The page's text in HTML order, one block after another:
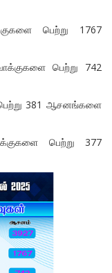
பெற்று 1767
பெற்று 742
381 ஆசனங்களை
பெற்று 377